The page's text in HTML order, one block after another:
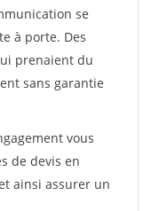
se
à porte. Des
prenaient du
sans garantie
vous
de devis en
ainsi assurer un